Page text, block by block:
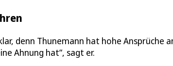
denn Thunemann hat hohe Ansprüche
Ahnung hat“, sagt er.